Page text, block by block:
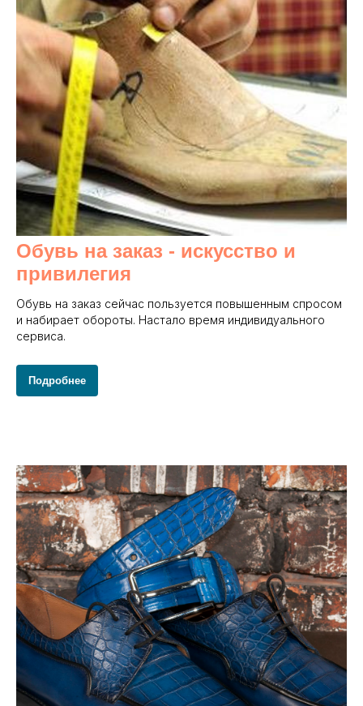
Обувь на заказ - искусство и
привилегия
Обувь на заказ сейчас пользуется повышенным спросом
и набирает обороты. Настало время индивидуального
сервиса.
Подробнее